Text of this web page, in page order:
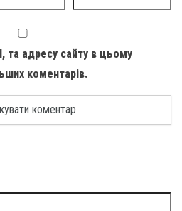
та адресу сайту в цьому
коментарів.